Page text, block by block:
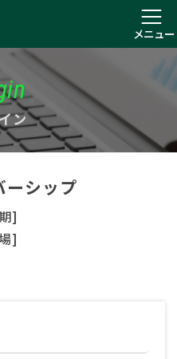
メニュー
ン
ーシップ
]
]